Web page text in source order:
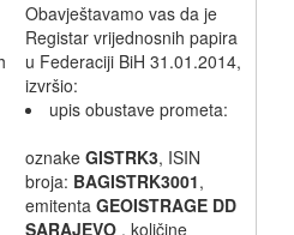
Obavještavamo vas da je
Registar vrijednosnih papira
u Federaciji BiH 31.01.2014,
izvršio:
upis obustave prometa:
oznake GISTRK3, ISIN
broja: BAGISTRK3001,
emitenta GEOISTRAGE DD
SARAJEVO , količine